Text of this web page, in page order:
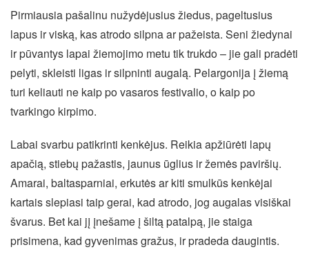
Pirmiausia pašalinu nužydėjusius žiedus, pageltusius
lapus ir viską, kas atrodo silpna ar pažeista. Seni žiedynai
ir pūvantys lapai žiemojimo metu tik trukdo – jie gali pradėti
pelyti, skleisti ligas ir silpninti augalą. Pelargonija į žiemą
turi keliauti ne kaip po vasaros festivalio, o kaip po
tvarkingo kirpimo.
Labai svarbu patikrinti kenkėjus. Reikia apžiūrėti lapų
apačią, stiebų pažastis, jaunus ūglius ir žemės paviršių.
Amarai, baltasparniai, erkutės ar kiti smulkūs kenkėjai
kartais slepiasi taip gerai, kad atrodo, jog augalas visiškai
švarus. Bet kai jį įnešame į šiltą patalpą, jie staiga
prisimena, kad gyvenimas gražus, ir pradeda daugintis.